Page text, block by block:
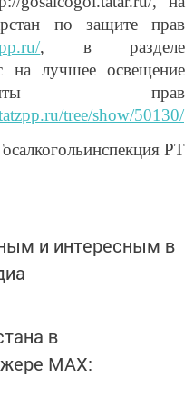
по защите прав
, в разделе
на лучшее освещение
прав
tree/show/50130/
в
MАХ: